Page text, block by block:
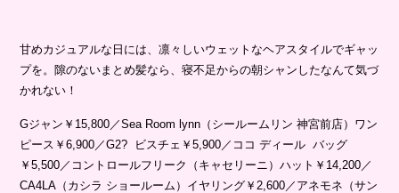
甘めカジュアルな日には、凛々しいウェットなヘアスタイルでギャッ
プを。隙のないまとめ髪なら、寝不足からの朝シャンしたなんて気づ
かれない！
Gジャン￥15,800／Sea Room lynn（シールームリン 神宮前店）ワン
ピース￥6,900／G2? ビスチェ￥5,900／ココ ディール バッグ
￥5,500／コントロールフリーク（キャセリーニ）ハット￥14,200／
CA4LA（カシラ ショールーム）イヤリング￥2,600／アネモネ（サン